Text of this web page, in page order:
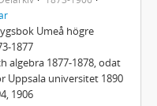
Umeå högre
1877
algebra 1877-1878, odat
Uppsala universitet 1890
1906